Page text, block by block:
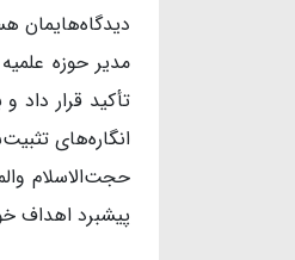
دیدگاه‌هایمان
مدیر حوزه
تأکید قرار داد
انگاره‌های
حجت‌الاسلام
پیشبرد اهداف